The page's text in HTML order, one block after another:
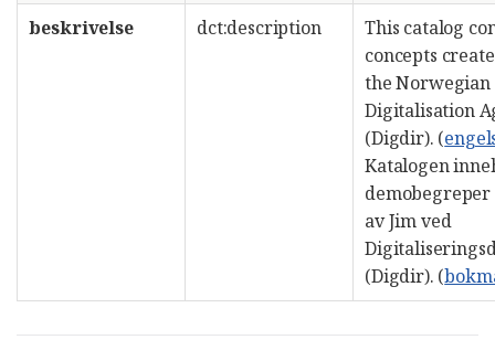
beskrivelse dct:description
This catalog
concepts
the Norwegian
Digitalisation
(Digdir). (
Katalogen
av Jim ved
(Digdir). (